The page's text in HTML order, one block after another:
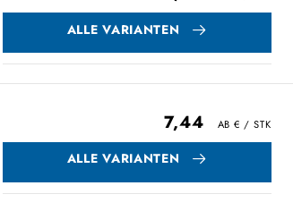
ALLE VARIANTEN
7,44
ALLE VARIANTEN